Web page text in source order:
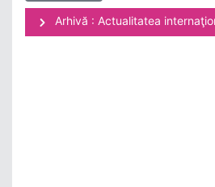
Arhivă : Actualitatea